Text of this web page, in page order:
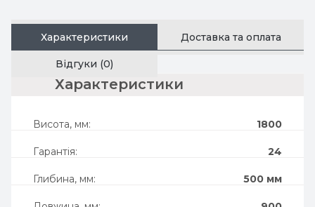
Характеристики Доставка та оплата
Відгуки (0)
характеристики
Висота, мм: 1800
Гарантія: 24
Глибина, мм: 500 мм